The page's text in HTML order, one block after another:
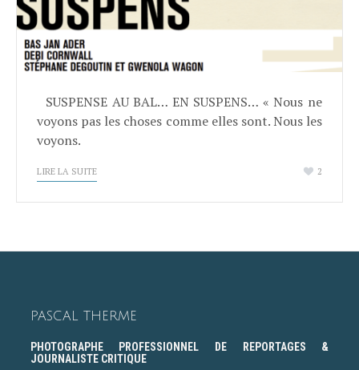
SUSPENSE AU BAL… EN SUSPENS… « Nous ne
voyons pas les choses comme elles sont. Nous les
voyons.
LIRE LA SUITE 2
PASCAL THERME
PHOTOGRAPHE PROFESSIONNEL DE REPORTAGES &
JOURNALISTE CRITIQUE